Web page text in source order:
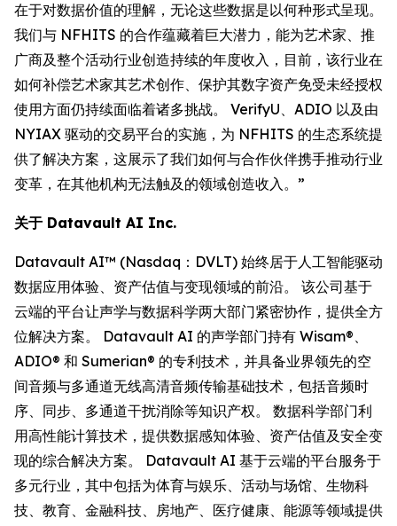
在于对数据价值的理解，无论这些数据是以何种形式呈现。
我们与 NFHITS 的合作蕴藏着巨大潜力，能为艺术家、推
广商及整个活动行业创造持续的年度收入，目前，该行业在
如何补偿艺术家其艺术创作、保护其数字资产免受未经授权
使用方面仍持续面临着诸多挑战。 VerifyU、ADIO 以及由
NYIAX 驱动的交易平台的实施，为 NFHITS 的生态系统提
供了解决方案，这展示了我们如何与合作伙伴携手推动行业
变革，在其他机构无法触及的领域创造收入。”
关于 Datavault AI Inc.
Datavault AI™ (Nasdaq：DVLT) 始终居于人工智能驱动
数据应用体验、资产估值与变现领域的前沿。 该公司基于
云端的平台让声学与数据科学两大部门紧密协作，提供全方
位解决方案。 Datavault AI 的声学部门持有 Wisam®、
ADIO® 和 Sumerian® 的专利技术，并具备业界领先的空
间音频与多通道无线高清音频传输基础技术，包括音频时
序、同步、多通道干扰消除等知识产权。 数据科学部门利
用高性能计算技术，提供数据感知体验、资产估值及安全变
现的综合解决方案。 Datavault AI 基于云端的平台服务于
多元行业，其中包括为体育与娱乐、活动与场馆、生物科
技、教育、金融科技、房地产、医疗健康、能源等领域提供